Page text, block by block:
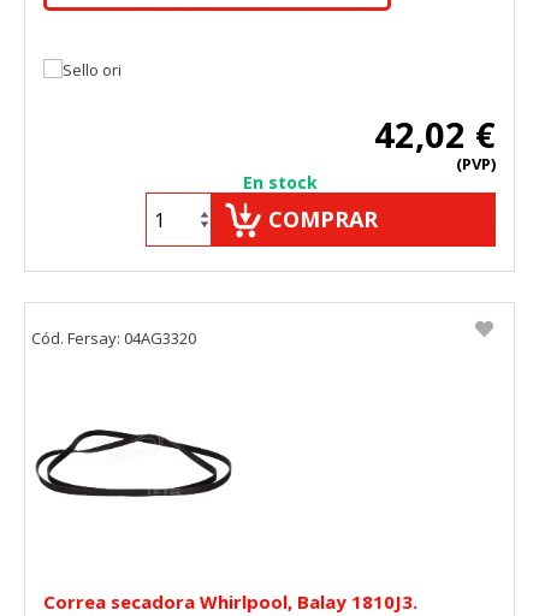
42,02 €
(PVP)
En stock
COMPRAR
Correa secadora Whirlpool, Balay 1810J3.
Cód. Fersay: 04AG3320